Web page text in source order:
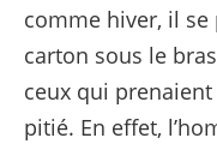
comme hiver, il
carton sous le
ceux qui
pitié. En effet,